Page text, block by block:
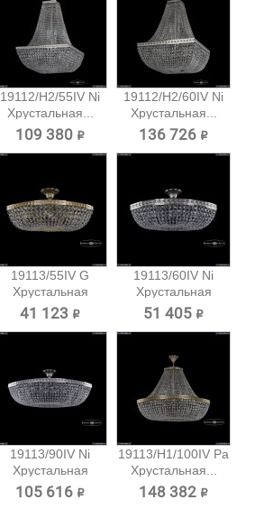
19112/H2/55IV Ni
Хрустальная...
109 380 ₽
19112/H2/60IV Ni
Хрустальная...
136 726 ₽
19113/55IV G
Хрустальная
потолочная...
41 123 ₽
19113/60IV Ni
Хрустальная
потолочная...
51 405 ₽
19113/90IV Ni
Хрустальная
потолочная...
105 616 ₽
19113/H1/100IV Pa
Хрустальная...
148 382 ₽